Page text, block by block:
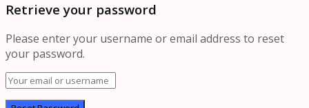
Retrieve your password
Please enter your username or email address to reset
your password.